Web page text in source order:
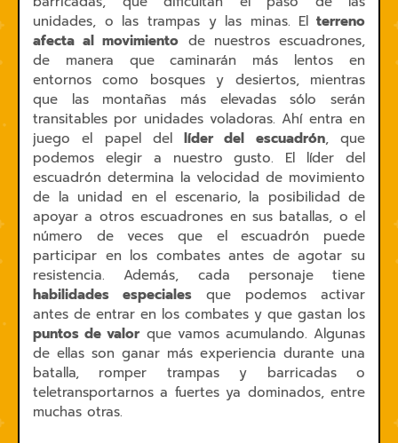
unidades, o las trampas y las minas. El terreno
afecta al movimiento de nuestros escuadrones,
de manera que caminarán más lentos en
entornos como bosques y desiertos, mientras
que las montañas más elevadas sólo serán
transitables por unidades voladoras. Ahí entra en
juego el papel dellíder del escuadrón, que
podemos elegir a nuestro gusto. El líder del
escuadrón determina la velocidad de movimiento
de la unidad en el escenario, la posibilidad de
apoyar a otros escuadrones en sus batallas, o el
número de veces que el escuadrón puede
participar en los combates antes de agotar su
resistencia. Además, cada personaje tiene
habilidades especiales que podemos activar
antes de entrar en los combates y que gastan los
puntos de valor que vamos acumulando. Algunas
de ellas son ganar más experiencia durante una
batalla, romper trampas y barricadas o
teletransportarnos a fuertes ya dominados, entre
muchas otras.